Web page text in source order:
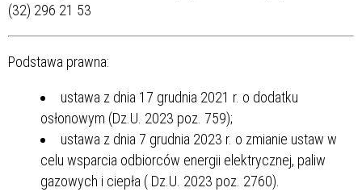
(32) 296 21 53
Podstawa prawna:
ustawa z dnia 17 grudnia 2021 r. o dodatku
osłonowym (Dz.U. 2023 poz. 759);
ustawa z dnia 7 grudnia 2023 r. o zmianie ustaw w
celu wsparcia odbiorców energii elektrycznej, paliw
gazowych i ciepła ( Dz.U. 2023 poz. 2760).